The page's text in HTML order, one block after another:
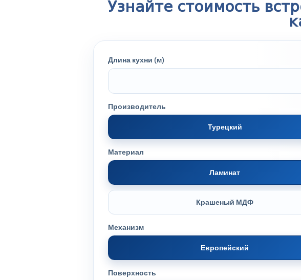
Узнайте стоимость
Длина кухни (м)
Производитель
Турецкий
Материал
Ламинат
Крашеный МДФ
Механизм
Европейский
Поверхность